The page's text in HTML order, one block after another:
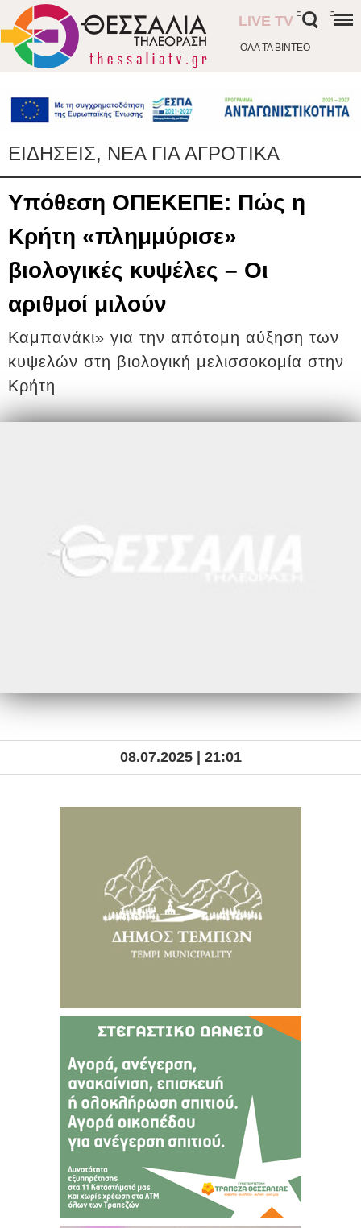
ΟΛΑ ΤΑ ΒΙΝΤΕΟ
LIVE TV
- -
ΕΙΔΗΣΕΙΣ, ΝΕΑ ΓΙΑ ΑΓΡΟΤΙΚΑ
Υπόθεση ΟΠΕΚΕΠΕ: Πώς η
Κρήτη «πλημμύρισε»
βιολογικές κυψέλες – Οι
αριθμοί μιλούν
Kαμπανάκι» για την απότομη αύξηση των
κυψελών στη βιολογική μελισσοκομία στην
Κρήτη
08.07.2025 | 21:01